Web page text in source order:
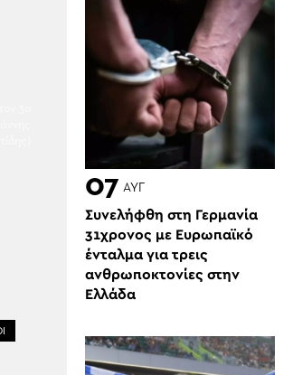
07 ΑΥΓ
Συνελήφθη στη Γερμανία
31χρονος με Ευρωπαϊκό
ένταλμα για τρεις
ανθρωποκτονίες στην
Ελλάδα